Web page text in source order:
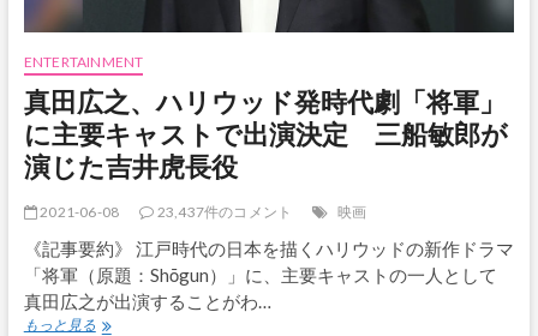
が
せ
て
も
ら
い
ま
っ
せ！
ENTERTAINMENT
真田広之、ハリウッド発時代劇「将軍」
に主要キャストで出演決定 三船敏郎が
演じた吉井虎長役
2021-06-08 23,437件のコメント 映画
《記事要約》 江戸時代の日本を描くハリウッドの新作ドラマ
「将軍（原題：Shōgun）」に、主要キャストの一人として
真田広之が出演することがわ…
もっと見る真